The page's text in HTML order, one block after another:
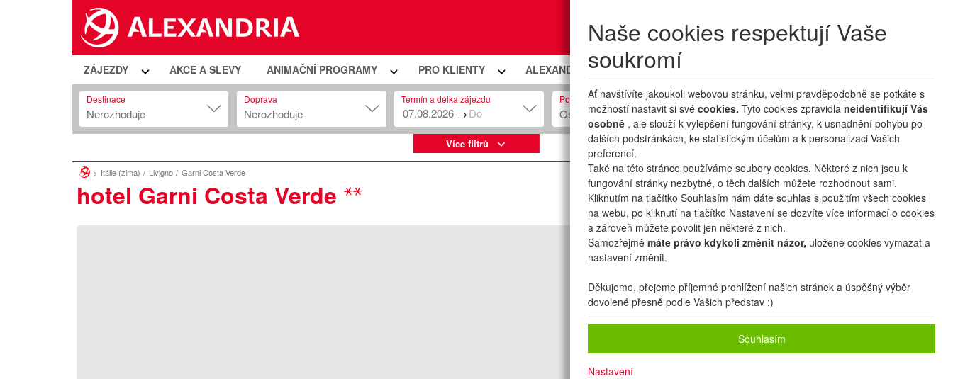
MojePřihlášení
Naše cookies respektují Vaše
soukromí
Ať navštívíte jakoukoli webovou stránku, velmi pravděpodobně se potkáte s
možností nastavit si své cookies. Tyto cookies zpravidla neidentifikují Vás
osobně , ale slouží k vylepšení fungování stránky, k usnadnění pohybu po
dalších podstránkách, ke statistickým účelům a k personalizaci Vašich
preferencí.
Také na této stránce používáme soubory cookies. Některé z nich jsou k
fungování stránky nezbytné, o těch dalších můžete rozhodnout sami.
Kliknutím na tlačítko Souhlasím nám dáte souhlas s použitím všech cookies
na webu, po kliknutí na tlačítko Nastavení se dozvíte více informací o cookies
a zároveň můžete povolit jen některé z nich.
Samozřejmě máte právo kdykoli změnit názor, uložené cookies vymazat a
nastavení změnit.
Děkujeme, přejeme příjemné prohlížení našich stránek a úspěšný výběr
dovolené přesně podle Vašich představ :)
Souhlasím
Nastavení
ZÁJEZDY AKCE A SLEVY ANIMAČNÍ PROGRAMY PRO KLIENTY ALEXANDRIA PREMIUM CLUB
Destinace
Nerozhoduje
Doprava
Nerozhoduje
Termín a délka zájezdu
→
Počet osob
Osob: 2 + 0 HLEDAT ZÁJEZDY
Více filtrů
Itálie (zima) Livigno Garni Costa Verde
hotel Garni Costa Verde
mapa oblíbené sdílet
28.11. – 05.12.2026 (8 dní/7 nocí)
Doprava
Vlastní
2 dospělí+0 dětí